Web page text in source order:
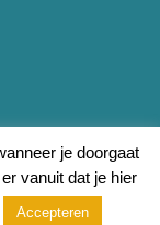
doorDeveloping
je doorgaat
vanuit dat je hier
Accepteren